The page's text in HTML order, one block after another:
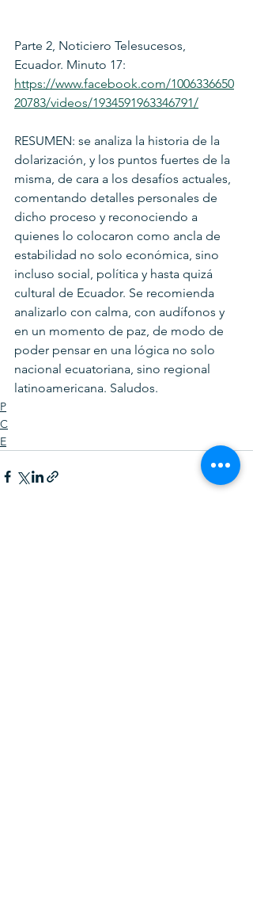
Parte 2, Noticiero Telesucesos,
Ecuador. Minuto 17:
https://www.facebook.com/1006336650
20783/videos/1934591963346791/
RESUMEN: se analiza la historia de la
dolarización, y los puntos fuertes de la
misma, de cara a los desafíos actuales,
comentando detalles personales de
dicho proceso y reconociendo a
quienes lo colocaron como ancla de
estabilidad no solo económica, sino
incluso social, política y hasta quizá
cultural de Ecuador. Se recomienda
analizarlo con calma, con audífonos y
en un momento de paz, de modo de
poder pensar en una lógica no solo
nacional ecuatoriana, sino regional
latinoamericana. Saludos.
P
C
E